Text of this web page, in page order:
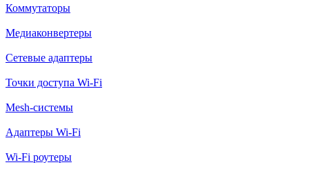
Коммутаторы
Медиаконвертеры
Сетевые адаптеры
Точки доступа Wi-Fi
Mesh-системы
Адаптеры Wi-Fi
Wi-Fi роутеры